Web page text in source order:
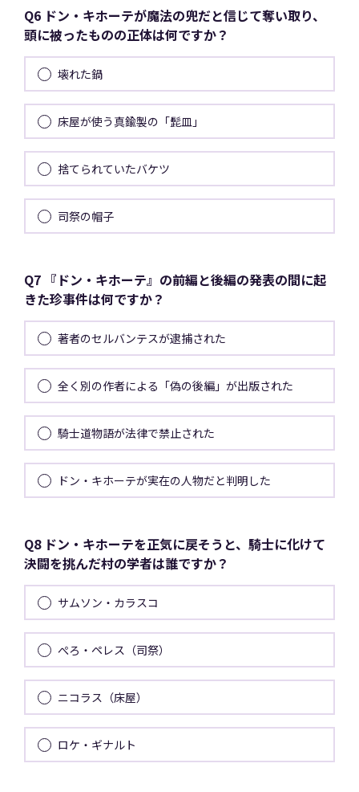
Q6 ドン・キホーテが魔法の兜だと信じて奪い取り、
頭に被ったものの正体は何ですか？
壊れた鍋
床屋が使う真鍮製の「髭皿」
捨てられていたバケツ
司祭の帽子
Q7 『ドン・キホーテ』の前編と後編の発表の間に起
きた珍事件は何ですか？
著者のセルバンテスが逮捕された
全く別の作者による「偽の後編」が出版された
騎士道物語が法律で禁止された
ドン・キホーテが実在の人物だと判明した
Q8 ドン・キホーテを正気に戻そうと、騎士に化けて
決闘を挑んだ村の学者は誰ですか？
サムソン・カラスコ
ぺろ・ペレス（司祭）
ニコラス（床屋）
ロケ・ギナルト